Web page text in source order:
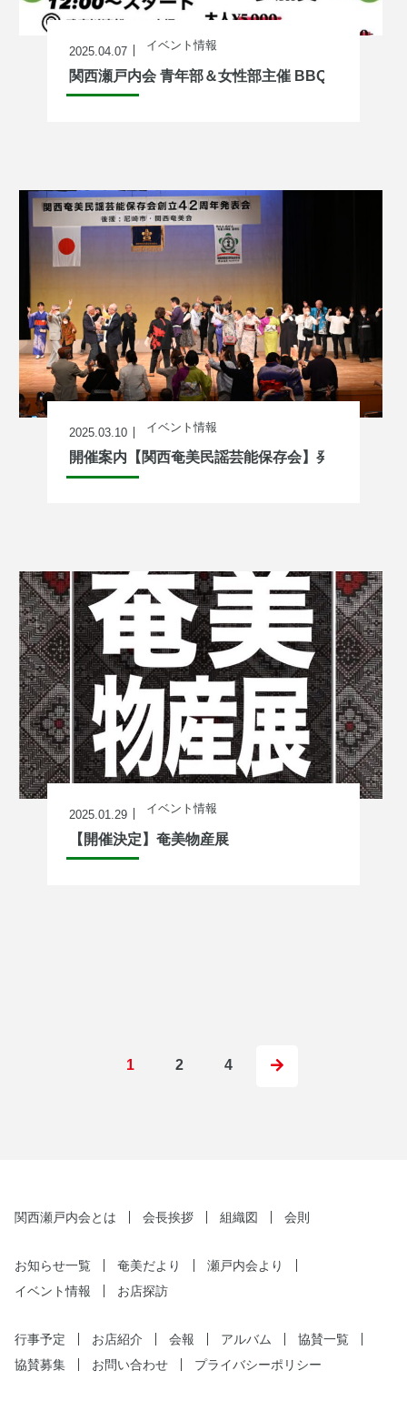
イベント情報
関西瀬戸内会 青年部＆女性部主催 BBQ開催のお知
2025.04.07
イベント情報
開催案内【関西奄美民謡芸能保存会】発表会
2025.03.10
イベント情報
【開催決定】奄美物産展
2025.01.29
1 2 4 次
関西瀬戸内会とは 会長挨拶 組織図 会則
お知らせ一覧 奄美だより
瀬戸内会より
イベント情報
お店探訪
行事予定 お店紹介 会報 アルバム
協賛一覧
協賛募集
お問い合わせ プライバシーポリシー